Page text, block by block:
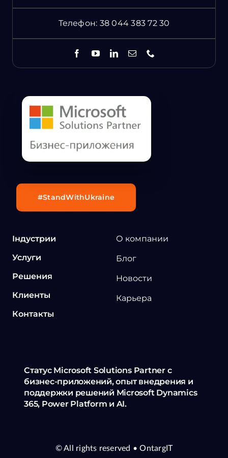
Телефон: 38 044 383 72 30
Індустрии
Услуги
Решения
Клиенты
Контакты
О компании
Блог
Новости
Карьера
Статус Microsoft Solutions Partner с
бизнес-приложений, опыт внедрения и
поддержки решений Microsoft Dynamics
365, Power Platform и AI.
#StandWithUkraine
© All rights reserved • OntargIT